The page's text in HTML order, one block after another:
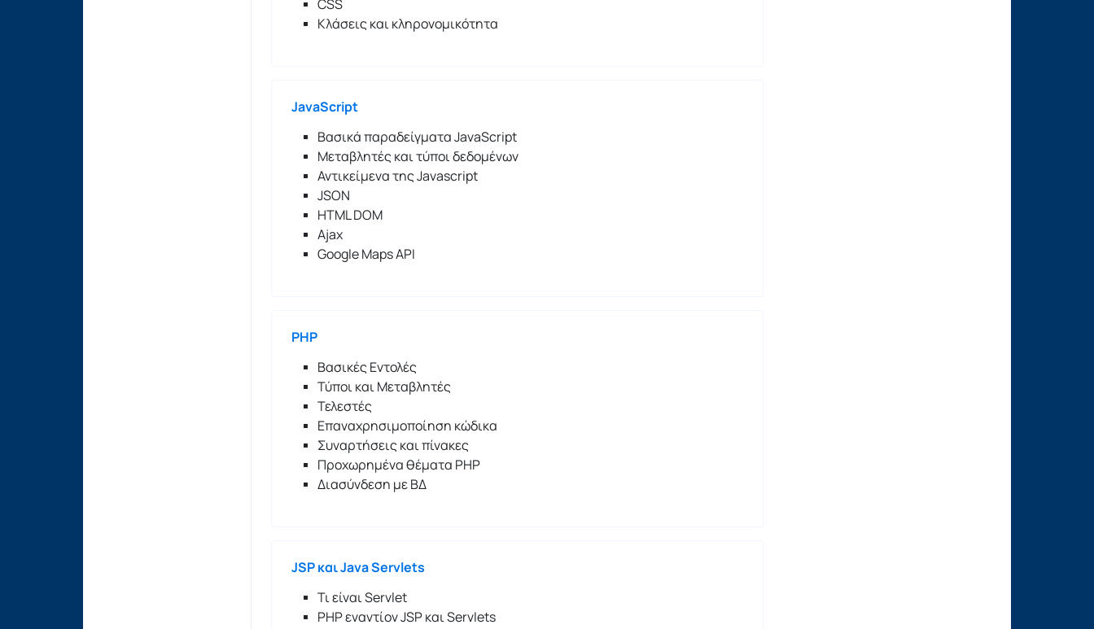
CSS
Κλάσεις και κληρονομικότητα
JavaScript
Βασικά παραδείγματα JavaScript
Μεταβλητές και τύποι δεδομένων
Αντικείμενα της Javascript
JSON
HTML DOM
Ajax
Google Maps API
PHP
Βασικές Εντολές
Τύποι και Μεταβλητές
Τελεστές
Επαναχρησιμοποίηση κώδικα
Συναρτήσεις και πίνακες
Προχωρημένα θέματα PHP
Διασύνδεση με ΒΔ
JSP και Java Servlets
Τι είναι Servlet
PHP εναντίον JSP και Servlets